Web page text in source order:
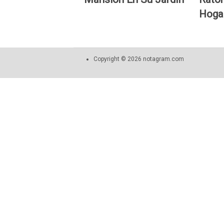
Copyright © 2026 notagram.com